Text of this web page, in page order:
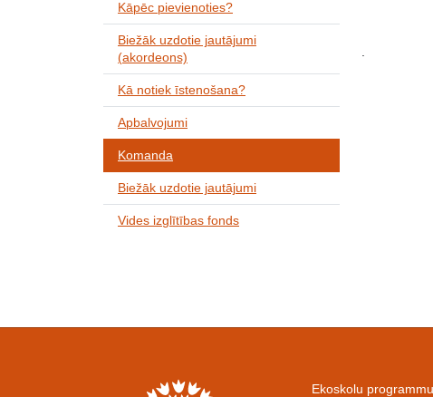
Kāpēc pievienoties?
Biežāk uzdotie jautājumi
(akordeons)
Kā notiek īstenošana?
Apbalvojumi
Komanda
Biežāk uzdotie jautājumi
Vides izglītības fonds
.
Ekoskolu